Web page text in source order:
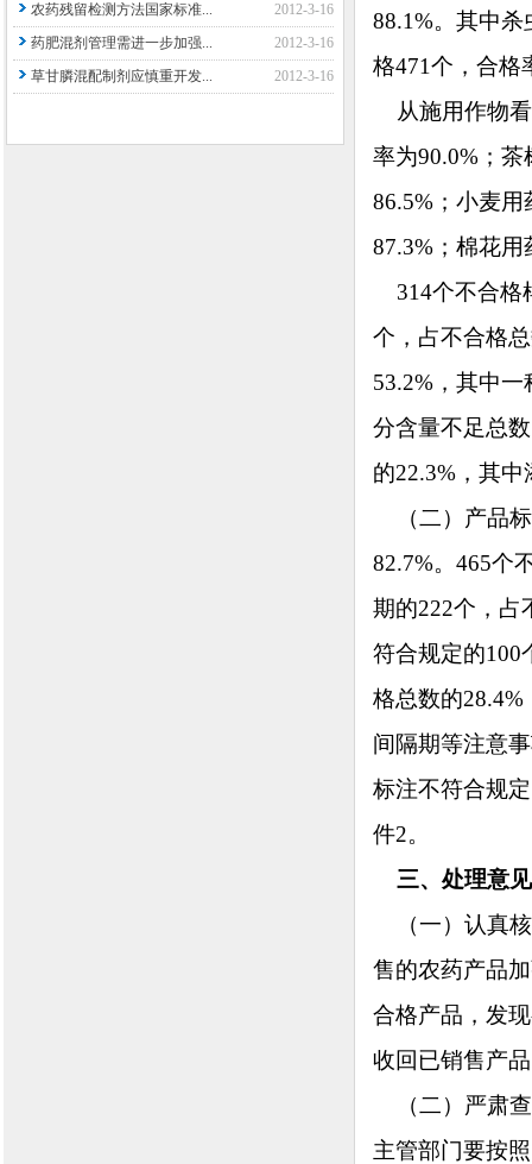
农药残留检测方法国家标准...
2012-3-16
药肥混剂管理需进一步加强...
2012-3-16
草甘膦混配制剂应慎重开发...
2012-3-16
88.1%。其中杀
格471个，合格
从施用作物看
率为90.0%；
86.5%；小麦
87.3%；棉花用
314个不合格
个，占不合格
53.2%，其中
分含量不足总
的22.3%，其
（二）产品标
82.7%。465个
期的222个，占
符合规定的100
格总数的
间隔期等注意
标注不符合规
件2。
三、处理意见
（一）认真核
售的农药产品
合格产品，发
收回已销售产
（二）严肃查
主管部门要按